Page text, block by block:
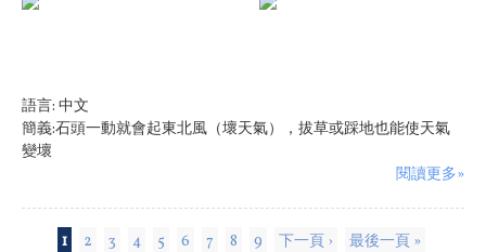
語言: 中文
簡義:石頭一動就會起東北風（壞天氣），拔草或踩地也能使天氣
變壞
閱讀更多»
1 2 3 4 5 6 7 8 9 下一頁 › 最後一頁 »